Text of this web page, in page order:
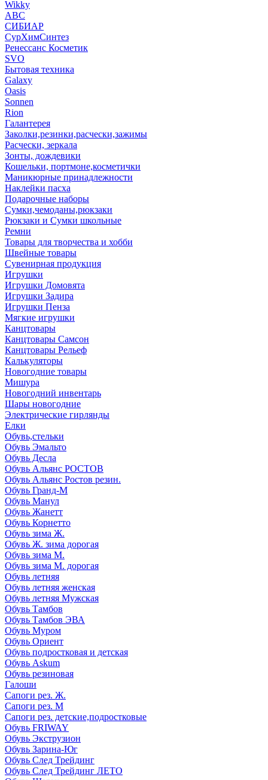
Wikky
АВС
СИБИАР
СурХимСинтез
Ренессанс Косметик
SVO
Бытовая техника
Galaxy
Oasis
Sonnen
Rion
Галантерея
Заколки,резинки,расчески,зажимы
Расчески, зеркала
Зонты, дождевики
Кошельки, портмоне,косметички
Маникюрные принадлежности
Наклейки пасха
Подарочные наборы
Сумки,чемоданы,рюкзаки
Рюкзаки и Сумки школьные
Ремни
Товары для творчества и хобби
Швейные товары
Сувенирная продукция
Игрушки
Игрушки Домовята
Игрушки Задира
Игрушки Пенза
Мягкие игрушки
Канцтовары
Канцтовары Самсон
Канцтовары Рельеф
Калькуляторы
Новогодние товары
Мишура
Новогодний инвентарь
Шары новогодние
Электрические гирлянды
Елки
Обувь,стельки
Обувь Эмальто
Обувь Десла
Обувь Альянс РОСТОВ
Обувь Альянс Ростов резин.
Обувь Гранд-М
Обувь Манул
Обувь Жанетт
Обувь Корнетто
Обувь зима Ж.
Обувь Ж. зима дорогая
Обувь зима М.
Обувь зима М. дорогая
Обувь летняя
Обувь летняя женская
Обувь летняя Мужская
Обувь Тамбов
Обувь Тамбов ЭВА
Обувь Муром
Обувь Ориент
Обувь подростковая и детская
Обувь Askum
Обувь резиновая
Галоши
Сапоги рез. Ж.
Сапоги рез. М
Сапоги рез. детские,подростковые
Обувь FRIWAY
Обувь Экструзион
Обувь Зарина-Юг
Обувь След Трейдинг
Обувь След Трейдинг ЛЕТО